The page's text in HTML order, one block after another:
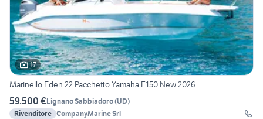
17
Marinello Eden 22 Pacchetto Yamaha F150 New 2026
59.500 €Lignano Sabbiadoro(UD)
Rivenditore CompanyMarine Srl